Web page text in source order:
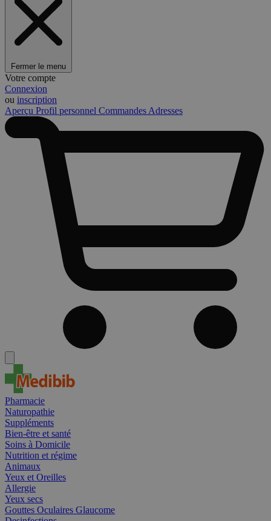
Fermer le menu
Votre compte
Connexion
ou inscription
Aperçu Profil personnel Commandes Adresses
Pharmacie
Naturopathie
Suppléments
Bien-être et santé
Soins à Domicile
Nutrition et régime
Animaux
Yeux et Oreilles
Allergie
Yeux secs
Gouttes Oculaires Glaucome